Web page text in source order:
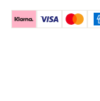
KlarnaVisa